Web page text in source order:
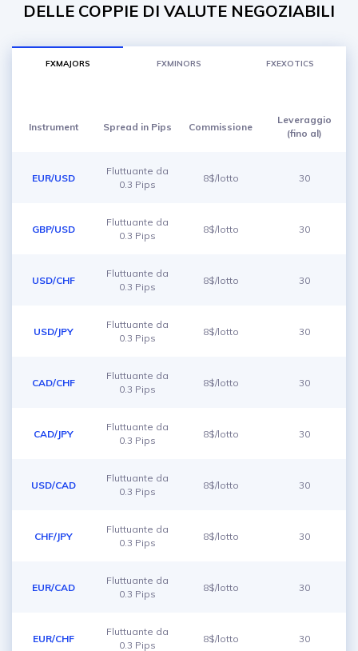
DELLE COPPIE DI VALUTE NEGOZIABILI
FXMAJORS FXMINORS FXEXOTICS
Instrument Spread in Pips Commissione
Leveraggio
(fino al)
EUR/USD
Fluttuante da
0.3 Pips
8$/lotto 30
GBP/USD
Fluttuante da
0.3 Pips
8$/lotto 30
USD/CHF
Fluttuante da
0.3 Pips
8$/lotto 30
USD/JPY
Fluttuante da
0.3 Pips
8$/lotto 30
CAD/CHF
Fluttuante da
0.3 Pips
8$/lotto 30
CAD/JPY
Fluttuante da
0.3 Pips
8$/lotto 30
USD/CAD
Fluttuante da
0.3 Pips
8$/lotto 30
CHF/JPY
Fluttuante da
0.3 Pips
8$/lotto 30
EUR/CAD
Fluttuante da
0.3 Pips
8$/lotto 30
EUR/CHF
Fluttuante da
0.3 Pips
8$/lotto 30